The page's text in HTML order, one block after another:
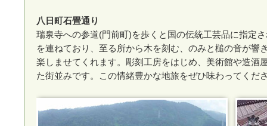
八日町石畳通り
瑞泉寺への参道(門前町)を歩くと国の伝統工芸品に指定
を連ねており、至る所から木を刻む、のみと槌の音が響
楽しませてくれます。彫刻工房をはじめ、美術館や造酒
た街並みです。この情緒豊かな地旅をぜひ味わってくだ